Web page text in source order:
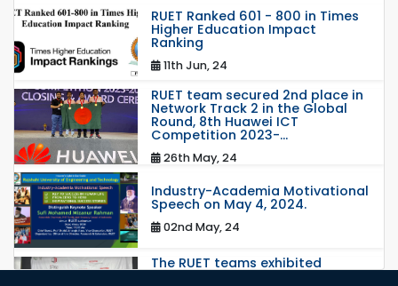
RUET Ranked 601 - 800 in Times
Higher Education Impact
Ranking
11th Jun, 24
RUET team secured 2nd place in
Network Track 2 in the Global
Round, 8th Huawei ICT
Competition 2023-...
26th May, 24
Industry-Academia Motivational
Speech on May 4, 2024.
02nd May, 24
The RUET teams exhibited
outstanding performance at the